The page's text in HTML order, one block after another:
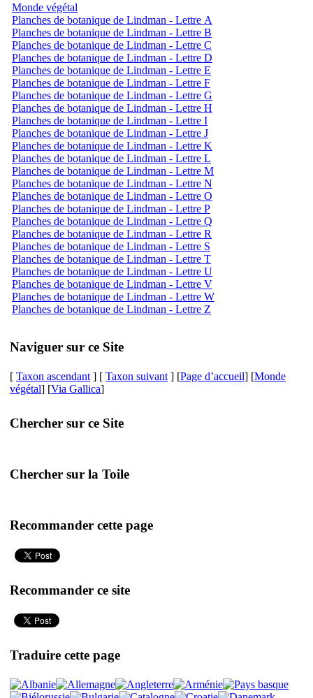
Monde végétal
Planches de botanique de Lindman - Lettre A
Planches de botanique de Lindman - Lettre B
Planches de botanique de Lindman - Lettre C
Planches de botanique de Lindman - Lettre D
Planches de botanique de Lindman - Lettre E
Planches de botanique de Lindman - Lettre F
Planches de botanique de Lindman - Lettre G
Planches de botanique de Lindman - Lettre H
Planches de botanique de Lindman - Lettre I
Planches de botanique de Lindman - Lettre J
Planches de botanique de Lindman - Lettre K
Planches de botanique de Lindman - Lettre L
Planches de botanique de Lindman - Lettre M
Planches de botanique de Lindman - Lettre N
Planches de botanique de Lindman - Lettre O
Planches de botanique de Lindman - Lettre P
Planches de botanique de Lindman - Lettre Q
Planches de botanique de Lindman - Lettre R
Planches de botanique de Lindman - Lettre S
Planches de botanique de Lindman - Lettre T
Planches de botanique de Lindman - Lettre U
Planches de botanique de Lindman - Lettre V
Planches de botanique de Lindman - Lettre W
Planches de botanique de Lindman - Lettre Z
Naviguer sur ce Site
[ Taxon ascendant ] [ Taxon suivant ] [Page d’accueil] [Monde
végétal] [Via Gallica]
Chercher sur ce Site
Chercher sur la Toile
Recommander cette page
Recommander ce site
Traduire cette page